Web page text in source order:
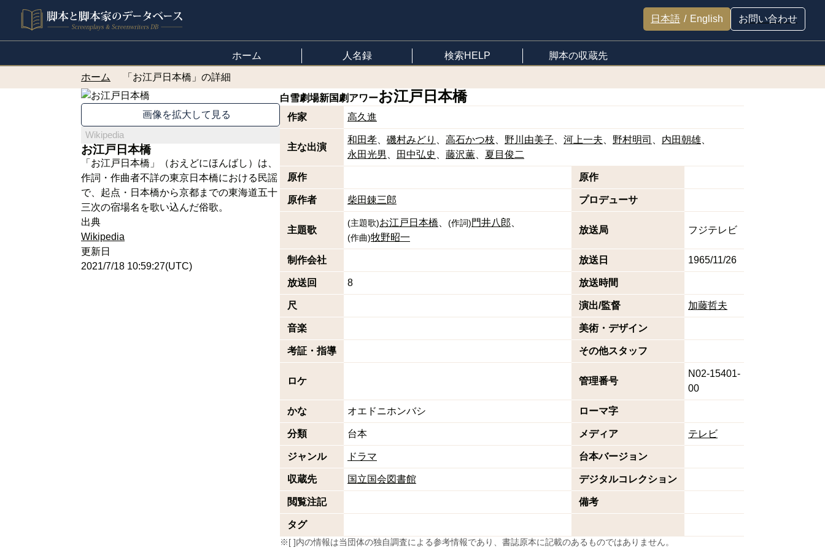
日本語 / English お問い合わせ
ホーム 人名録 検索HELP 脚本の収蔵先
ホーム 「お江戸日本橋」の詳細
画像を拡大して見る
Wikipedia
お江戸日本橋
「お江戸日本橋」（おえどにほんばし）は、
作詞・作曲者不詳の東京日本橋における民謡
で、起点・日本橋から京都までの東海道五十
三次の宿場名を歌い込んだ俗歌。
出典
Wikipedia
更新日
2021/7/18 10:59:27(UTC)
白雪劇場新国劇アワーお江戸日本橋
作家 高久進
主な出演
和田孝 磯村みどり 高石かつ枝 野川由美子 河上一夫 野村明司
内田朝雄
永田光男
田中弘史 藤沢薫 夏目俊二
原作 原作
原作者 柴田錬三郎 プロデューサ
主題歌
(主題歌)お江戸日本橋 (作詞 ) 門井八郎
(作曲)牧野昭一
放送局 フジテレビ
制作会社 放送日 1965/11/26
放送回 8 放送時間
尺 演出/監督 加藤哲夫
音楽 美術・デザイン
考証・指導 その他スタッフ
ロケ 管理番号
N02-15401-
00
かな オエドニホンバシ ローマ字
分類 台本 メディア テレビ
ジャンル ドラマ 台本バージョン
収蔵先 国立国会図書館 デジタルコレクション
閲覧注記 備考
タグ
※[ ]内の情報は当団体の独自調査による参考情報であり、書誌原本に記載のあるものではありません。